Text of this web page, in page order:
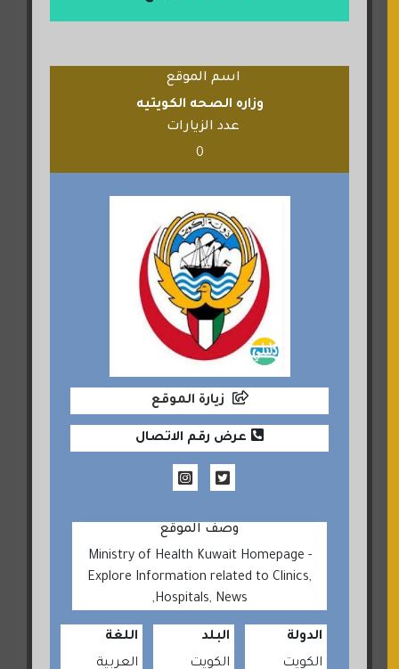
اسم الموقع
وزاره الصحه الكويتيه
عدد الزيارات
0
زيارة الموقع
عرض رقم الاتصال
وصف الموقع
Ministry of Health Kuwait Homepage -
Explore Information related to Clinics,
Hospitals, News,
الدولة
الكويت
البلد
الكويت
اللغة
العربية